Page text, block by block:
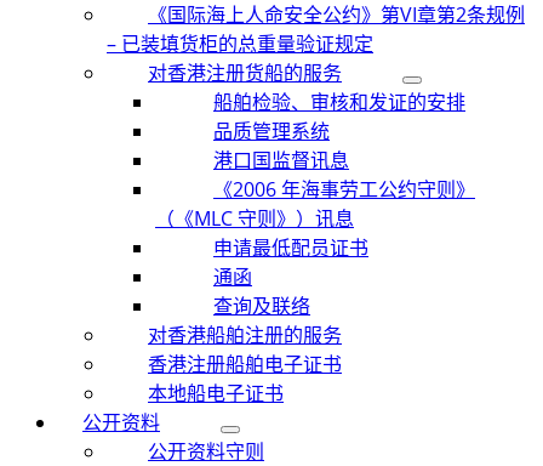
《国际海上人命安全公约》第VI章第2条规例
– 已装填货柜的总重量验证规定
对香港注册货船的服务
船舶检验、审核和发证的安排
品质管理系统
港口国监督讯息
《2006 年海事劳工公约守则》
（《MLC 守则》）讯息
申请最低配员证书
通函
查询及联络
对香港船舶注册的服务
香港注册船舶电子证书
本地船电子证书
公开资料
公开资料守则